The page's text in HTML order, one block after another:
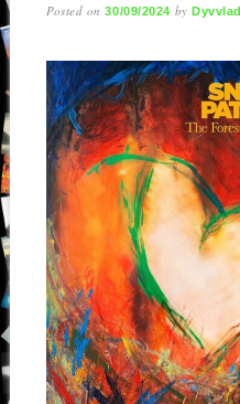
Posted on30/09/2024 byDyvvlad